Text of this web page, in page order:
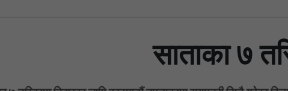
साताका ७